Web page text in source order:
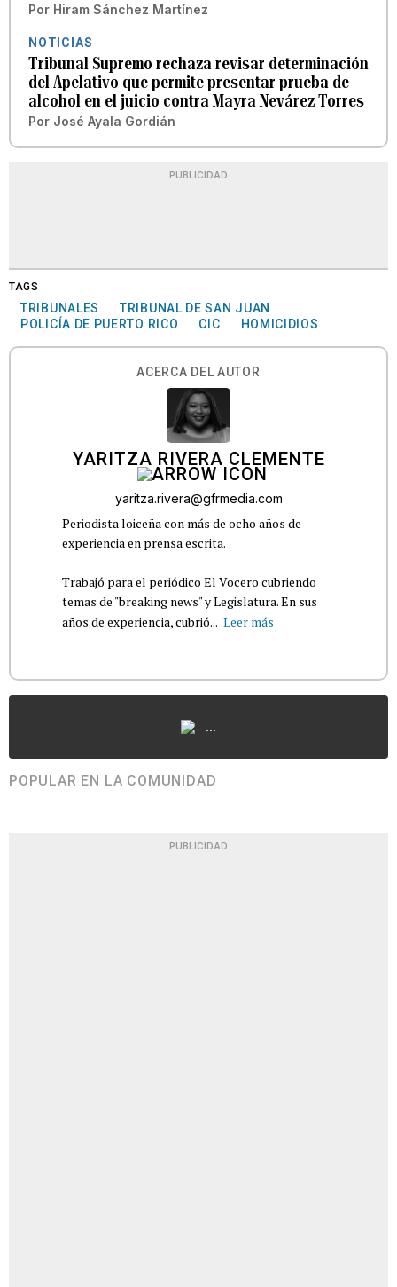
Por Hiram Sánchez Martínez
NOTICIAS
Tribunal Supremo rechaza revisar determinación
del Apelativo que permite presentar prueba de
alcohol en el juicio contra Mayra Nevárez Torres
Por José Ayala Gordián
PUBLICIDAD
TAGS
TRIBUNALES
TRIBUNAL DE SAN JUAN
POLICÍA DE PUERTO RICO
CIC HOMICIDIOS
ACERCA DEL AUTOR
YARITZA RIVERA CLEMENTE
yaritza.rivera@gfrmedia.com
Periodista loiceña con más de ocho años de
experiencia en prensa escrita.
Trabajó para el periódico El Vocero cubriendo
temas de "breaking news" y Legislatura. En sus
años de experiencia, cubrió... Leer más
...
POPULAR EN LA COMUNIDAD
PUBLICIDAD